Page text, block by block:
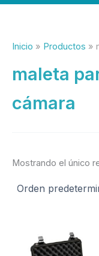
Inicio Productos
maleta
cámara
Mostrando el único